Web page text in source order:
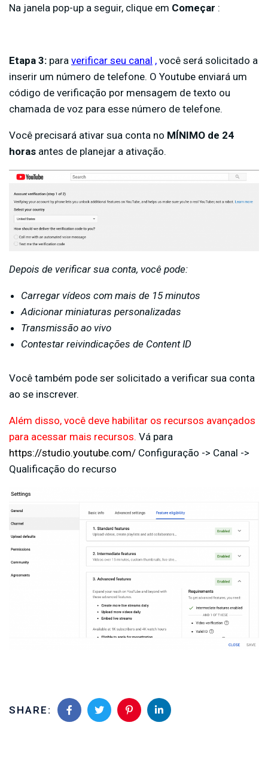
Na janela pop-up a seguir, clique em Começar :
Etapa 3: para verificar seu canal , você será solicitado a
inserir um número de telefone. O Youtube enviará um
código de verificação por mensagem de texto ou
chamada de voz para esse número de telefone.
Você precisará ativar sua conta no MÍNIMO de 24
horas antes de planejar a ativação.
Depois de verificar sua conta, você pode:
Carregar vídeos com mais de 15 minutos
Adicionar miniaturas personalizadas
Transmissão ao vivo
Contestar reivindicações de Content ID
Você também pode ser solicitado a verificar sua conta
ao se inscrever.
Além disso, você deve habilitar os recursos avançados
para acessar mais recursos. Vá para
https://studio.youtube.com/ Configuração -> Canal ->
Qualificação do recurso
SHARE: